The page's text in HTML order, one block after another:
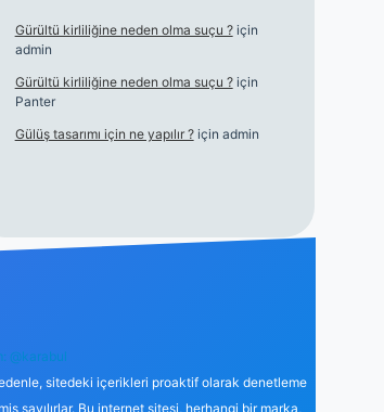
Gürültü kirliliğine neden olma suçu ?için
admin
Gürültü kirliliğine neden olma suçu ?için
Panter
Gülüş tasarımı için ne yapılır ?için admin
@karabul
sitedeki içerikleri proaktif olarak denetleme
sayılırlar. Bu internet sitesi, herhangi bir marka,